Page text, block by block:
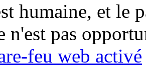
humaine, et le
n'est pas
feu web activé